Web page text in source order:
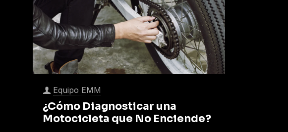
Equipo EMM
¿Cómo Diagnosticar una
Motocicleta que No Enciende?